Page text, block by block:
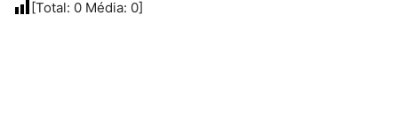
[Total: 0 Média: 0]